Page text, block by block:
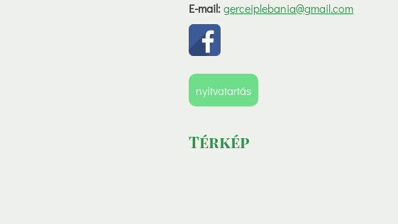
E-mail:gerceiplebania@gmail.com
nyitvatartás
Térkép